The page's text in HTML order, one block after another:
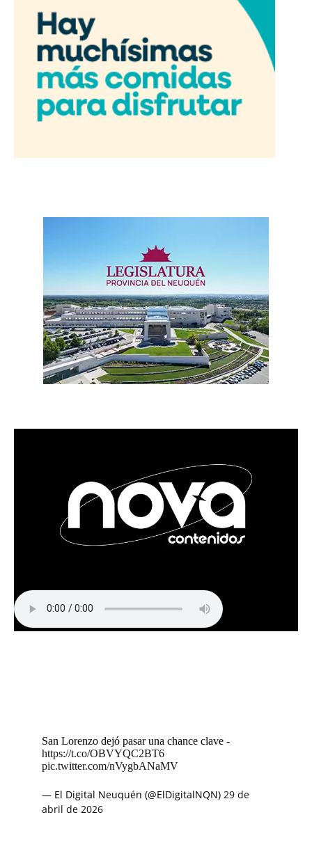
San Lorenzo dejó pasar una chance clave -
https://t.co/OBVYQC2BT6
pic.twitter.com/nVygbANaMV
— El Digital Neuquén (@ElDigitalNQN) 29 de
abril de 2026